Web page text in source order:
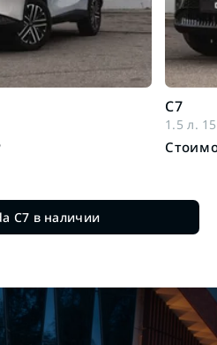
C7
1.5 л.
C7 в наличии